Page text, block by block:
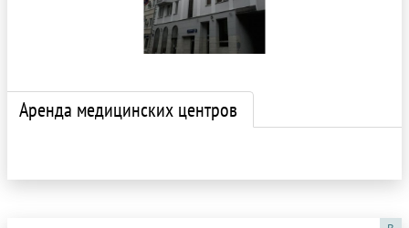
Аренда медицинских центров